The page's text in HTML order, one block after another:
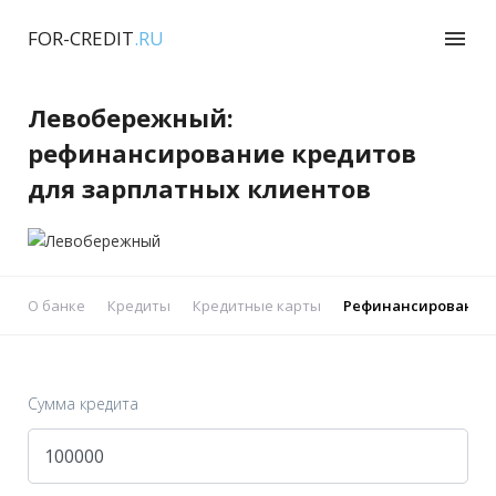
FOR-CREDIT.RU menu
Левобережный:
рефинансирование кредитов
для зарплатных клиентов
О банке Кредиты Кредитные карты Рефинансирование
Сумма кредита